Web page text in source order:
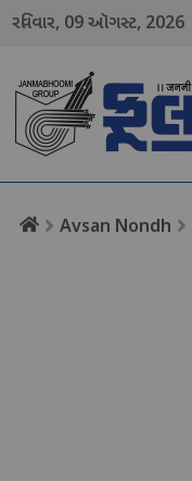
રવિવાર, 09ઑગસ્ટ, 2026
Avsan Nondh